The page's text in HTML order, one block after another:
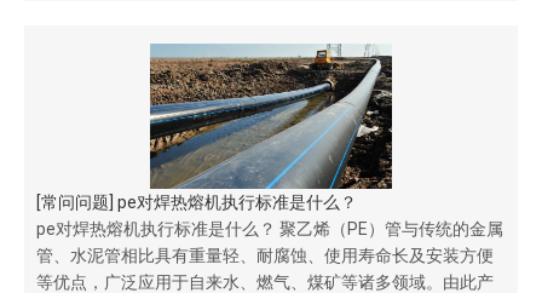
[常问问题 pe对焊热熔机执行标准是什么？
pe对焊热熔机执行标准是什么？ 聚乙烯（PE）管与传统的金属
管、水泥管相比具有重量轻、耐腐蚀、使用寿命长及安装方便
等优点，广泛应用于自来水、燃气、煤矿等诸多领域。由此产